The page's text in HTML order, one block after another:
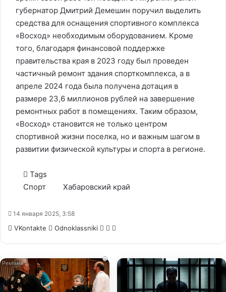
губернатор Дмитрий Демешин поручил выделить
средства для оснащения спортивного комплекса
«Восход» необходимым оборудованием. Кроме
того, благодаря финансовой поддержке
правительства края в 2023 году был проведен
частичный ремонт здания спорткомплекса, а в
апреле 2024 года была получена дотация в
размере 23,6 миллионов рублей на завершение
ремонтных работ в помещениях. Таким образом,
«Восход» становится не только центром
спортивной жизни поселка, но и важным шагом в
развитии физической культуры и спорта в регионе.
Tags
Спорт
Хабаровский край
14 января 2025, 3:58
VKontakte Odnoklassniki WhatsApp
Telegram
i